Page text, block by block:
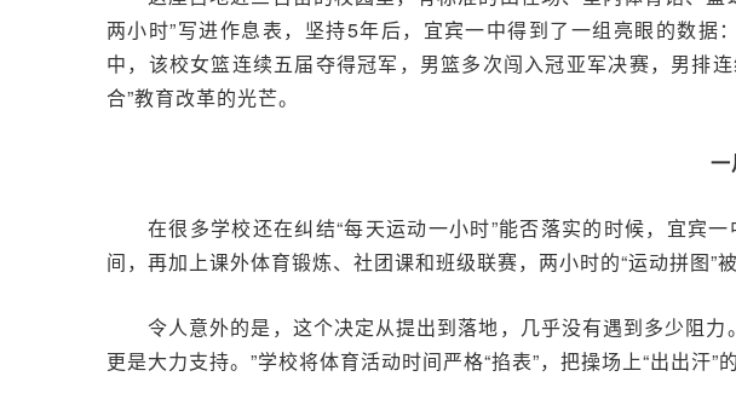
两小时”写进作息表，坚持5年后，宜宾一中得到了一组亮眼的数
中，该校女篮连续五届夺得冠军，男篮多次闯入冠亚军决赛，男排
合”教育改革的光芒。
一
在很多学校还在纠结“每天运动一小时”能否落实的时候，宜宾
间，再加上课外体育锻炼、社团课和班级联赛，两小时的“运动拼图”
令人意外的是，这个决定从提出到落地，几乎没有遇到多少阻
更是大力支持。”学校将体育活动时间严格“掐表”，把操场上“出出汗”